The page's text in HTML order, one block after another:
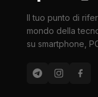
Il tuo punto di
mondo della
su smartphone,